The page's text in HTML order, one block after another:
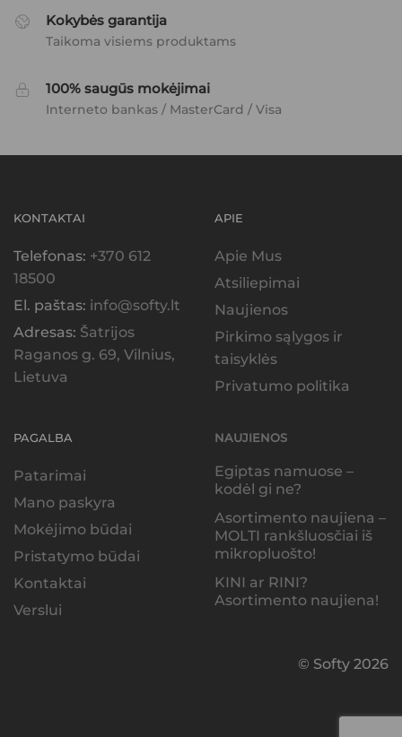
Kokybės garantija
Taikoma visiems produktams
100% saugūs mokėjimai
Interneto bankas / MasterCard / Visa
KONTAKTAI
Telefonas: +370 612
18500
El. paštas: info@softy.lt
Adresas: Šatrijos
Raganos g. 69, Vilnius,
Lietuva
APIE
Apie Mus
Atsiliepimai
Naujienos
Pirkimo sąlygos ir
taisyklės
Privatumo politika
PAGALBA
Patarimai
Mano paskyra
Mokėjimo būdai
Pristatymo būdai
Kontaktai
Verslui
NAUJIENOS
Egiptas namuose –
kodėl gi ne?
Asortimento naujiena –
MOLTI rankšluosčiai iš
mikropluošto!
KINI ar RINI?
Asortimento naujiena!
© Softy 2026